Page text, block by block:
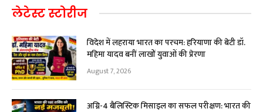
लेटेस्ट स्टोरीज
विदेश में लहराया भारत का परचम: हरियाणा की बेटी डॉ.
महिमा यादव बनीं लाखों युवाओं की प्रेरणा
August 7, 2026
अग्नि-4 बैलिस्टिक मिसाइल का सफल परीक्षण: भारत की